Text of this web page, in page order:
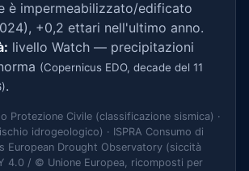
è impermeabilizzato/edificato
+0,2 ettari nell'ultimo anno.
livello Watch — precipitazioni
(Copernicus EDO, decade del 11
.
Protezione Civile (classificazione sismica) ·
idrogeologico) · ISPRA Consumo di
European Drought Observatory (siccità
4.0 / © Unione Europea, ricomposti per